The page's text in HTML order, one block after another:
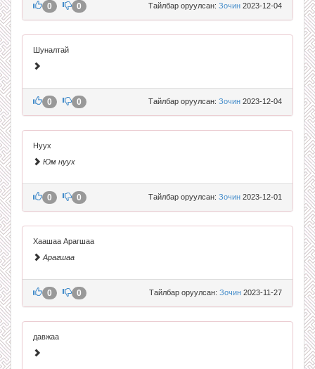
Тайлбар оруулсан: Зочин 2023-12-04
0 0
Шуналтай
Тайлбар оруулсан: Зочин 2023-12-04
0 0
Нуух
Юм нуух
Тайлбар оруулсан: Зочин 2023-12-01
0 0
Хаашаа Арагшаа
Арагшаа
Тайлбар оруулсан: Зочин 2023-11-27
0 0
давжаа